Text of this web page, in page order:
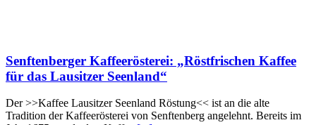
Senftenberger Kaffeerösterei: „Röstfrischen Kaffee
für das Lausitzer Seenland“
Der >>Kaffee Lausitzer Seenland Röstung<< ist an die alte
Tradition der Kaffeerösterei von Senftenberg angelehnt. Bereits im